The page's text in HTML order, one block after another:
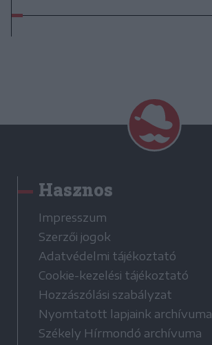
Hasznos
Impresszum
Szerzői jogok
Adatvédelmi tájékoztató
Cookie-kezelési tájékoztató
Hozzászólási szabályzat
Nyomtatott lapjaink archívuma
Székely Hírmondó archívuma